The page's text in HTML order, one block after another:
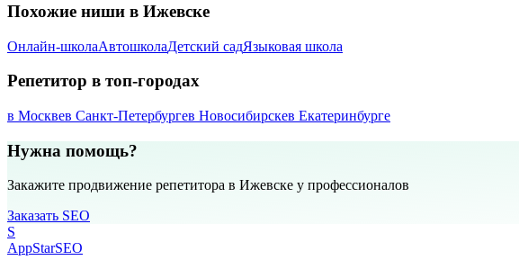
Похожие ниши в Ижевске
Онлайн-школаАвтошколаДетский садЯзыковая школа
Репетитор в топ-городах
в Москвев Санкт-Петербургев Новосибирскев Екатеринбурге
Нужна помощь?
Закажите продвижение репетитора в Ижевске у профессионалов
Заказать SEO
S
AppStarSEO